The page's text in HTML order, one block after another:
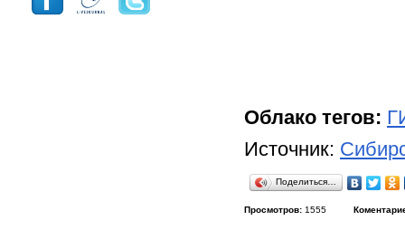
Облако тегов:
Источник:
Поделиться…
Просмотров: 1555